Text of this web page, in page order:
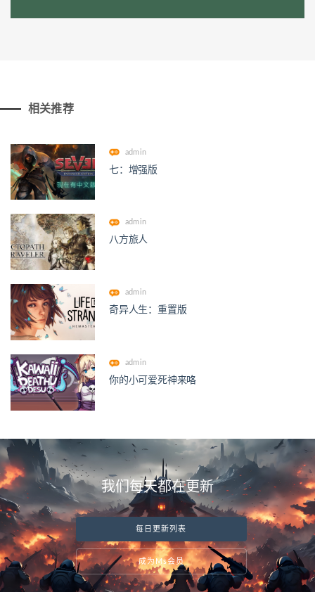
相关推荐
admin
七：增强版
admin
八方旅人
admin
奇异人生：重置版
admin
你的小可爱死神来咯
我们每天都在更新
每日更新列表
成为Ms会员